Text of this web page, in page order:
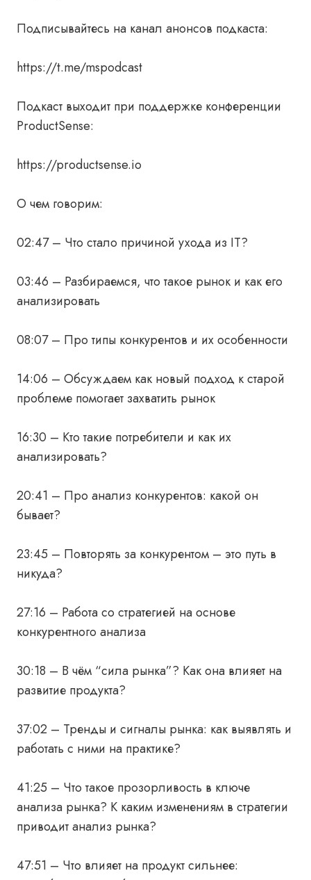
Подписывайтесь на канал анонсов подкаста:
https://t.me/mspodcast
Подкаст выходит при поддержке конференции
ProductSense:
https://productsense.io
О чем говорим:
02:47 – Что стало причиной ухода из IT?
03:46 – Разбираемся, что такое рынок и как его
анализировать
08:07 – Про типы конкурентов и их особенности
14:06 – Обсуждаем как новый подход к старой
проблеме помогает захватить рынок
16:30 – Кто такие потребители и как их
анализировать?
20:41 – Про анализ конкурентов: какой он
бывает?
23:45 – Повторять за конкурентом – это путь в
никуда?
27:16 – Работа со стратегией на основе
конкурентного анализа
30:18 – В чём “сила рынка”? Как она влияет на
развитие продукта?
37:02 – Тренды и сигналы рынка: как выявлять и
работать с ними на практике?
41:25 – Что такое прозорливость в ключе
анализа рынка? К каким изменениям в стратегии
приводит анализ рынка?
47:51 – Что влияет на продукт сильнее: